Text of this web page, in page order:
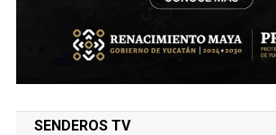
SENDEROS TV